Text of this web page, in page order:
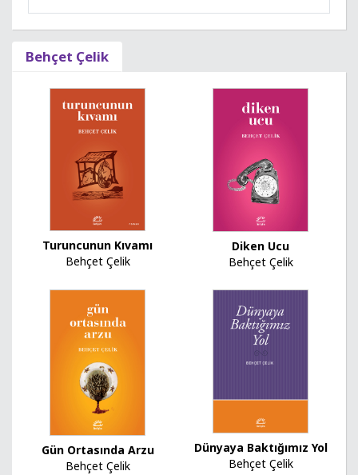
Behçet Çelik
Turuncunun Kıvamı
Behçet Çelik
Diken Ucu
Behçet Çelik
Gün Ortasında Arzu
Behçet Çelik
Dünyaya Baktığımız Yol
Behçet Çelik